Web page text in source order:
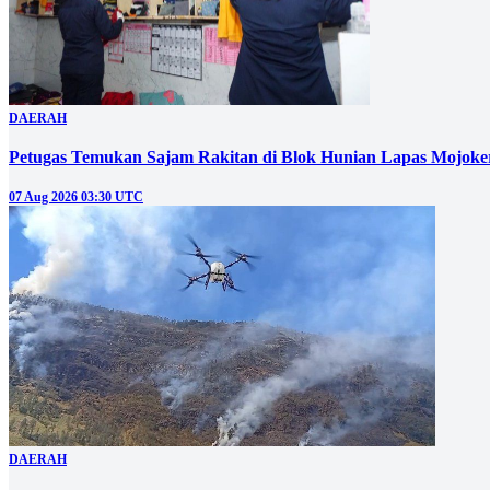
DAERAH
Petugas Temukan Sajam Rakitan di Blok Hunian Lapas
07 Aug 2026 03:30 UTC
DAERAH